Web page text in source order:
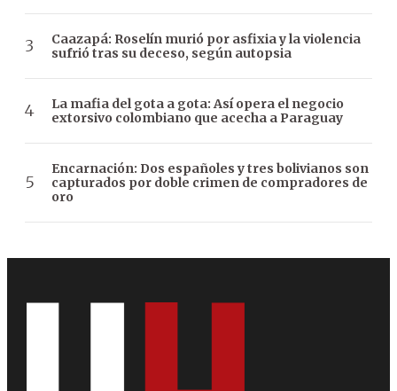
Caazapá: Roselín murió por asfixia y la violencia
sufrió tras su deceso, según autopsia
La mafia del gota a gota: Así opera el negocio
extorsivo colombiano que acecha a Paraguay
Encarnación: Dos españoles y tres bolivianos son
capturados por doble crimen de compradores de
oro